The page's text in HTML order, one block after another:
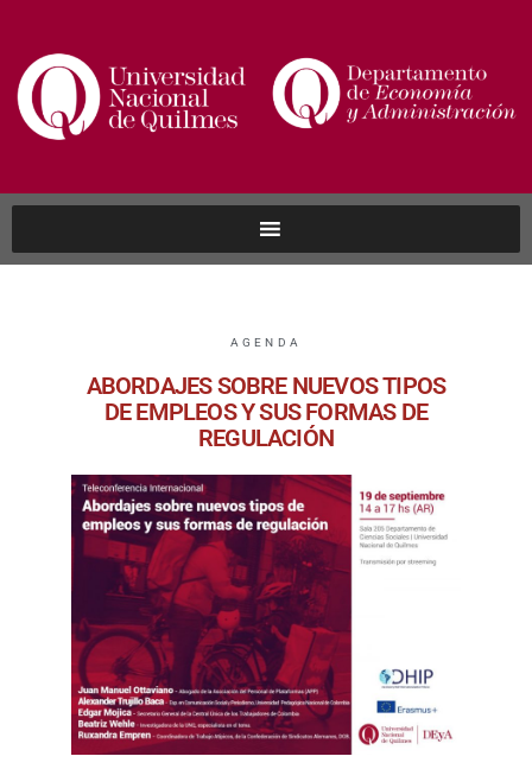
AGENDA
ABORDAJES SOBRE NUEVOS TIPOS
DE EMPLEOS Y SUS FORMAS DE
REGULACIÓN